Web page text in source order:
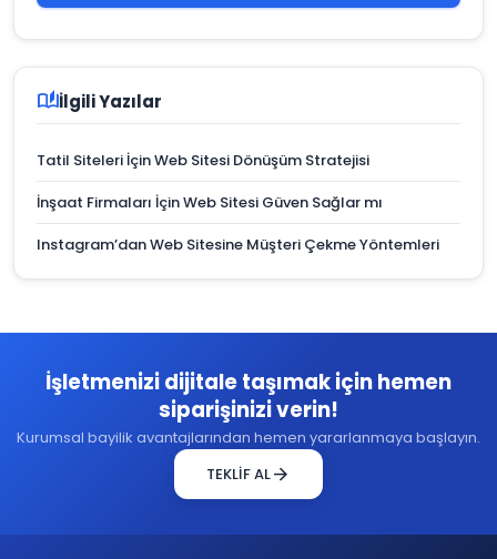
auto_storiesİlgili Yazılar
Tatil Siteleri İçin Web Sitesi Dönüşüm Stratejisi
İnşaat Firmaları İçin Web Sitesi Güven Sağlar mı
Instagram’dan Web Sitesine Müşteri Çekme Yöntemleri
İşletmenizi dijitale taşımak için hemen
siparişinizi verin!
Kurumsal bayilik avantajlarından hemen yararlanmaya başlayın.
TEKLİF ALarrow_forward